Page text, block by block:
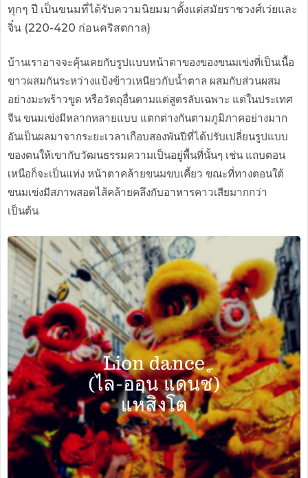
ทุกๆ ปี เป็นขนมที่ได้รับความนิยมมาตั้งแต่สมัยราชวงศ์เว่ยและ
จิ๋น (220-420 ก่อนคริสตกาล)
บ้านเราอาจจะคุ้นเคยกับรูปแบบหน้าตาของของขนมเข่งที่เป็นเนื้อ
ขาวผสมกันระหว่างแป้งข้าวเหนียวกับน้ำตาล ผสมกับส่วนผสม
อย่างมะพร้าวขูด หรือวัตถุอื่นตามแต่สูตรลับเฉพาะ แต่ในประเทศ
จีน ขนมเข่งมีหลากหลายแบบ แตกต่างกันตามภูมิภาคอย่างมาก
อันเป็นผลมาจากระยะเวลาเกือบสองพันปีที่ได้ปรับเปลี่ยนรูปแบบ
ของตนให้เขากับวัฒนธรรมความเป็นอยู่พื้นที่นั้นๆ เช่น แถบตอน
เหนือก็จะเป็นแท่ง หน้าตาคล้ายขนมขบเคี้ยว ขณะที่ทางตอนใต้
ขนมเข่งมีสภาพสอดไส้คล้ายคลึงกับอาหารคาวเสียมากกว่า
เป็นต้น